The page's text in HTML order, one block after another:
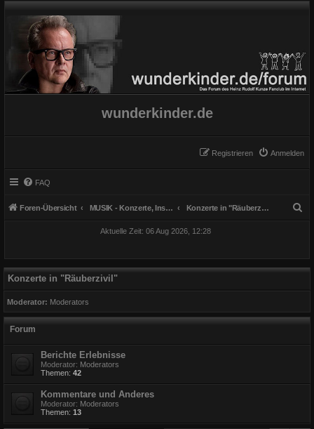
wunderkinder.de
Anmelden
Registrieren
FAQ
Foren-Übersicht MUSIK - Konzerte, Instrumente und Gesang Konzerte in "Räuberzivil"
Aktuelle Zeit: 06 Aug 2026, 12:28
Konzerte in "Räuberzivil"
Moderator: Moderators
Forum
Berichte Erlebnisse
Moderator: Moderators
Themen: 42
Kommentare und Anderes
Moderator: Moderators
Themen: 13